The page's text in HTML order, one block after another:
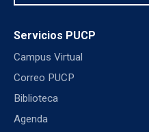
Servicios PUCP
Campus Virtual
Correo PUCP
Biblioteca
Agenda